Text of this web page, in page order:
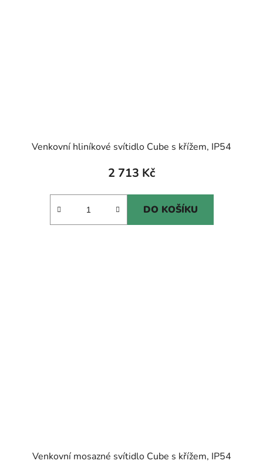
Venkovní hliníkové svítidlo Cube s křížem, IP54
2 713 Kč
DO KOŠÍKU
Venkovní mosazné svítidlo Cube s křížem, IP54